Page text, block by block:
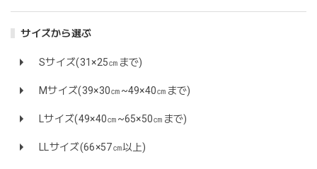
サイズから選ぶ
Sサイズ(31×25㎝まで)
Mサイズ(39×30㎝~49×40㎝まで)
Lサイズ(49×40㎝~65×50㎝まで)
LLサイズ(66×57㎝以上)